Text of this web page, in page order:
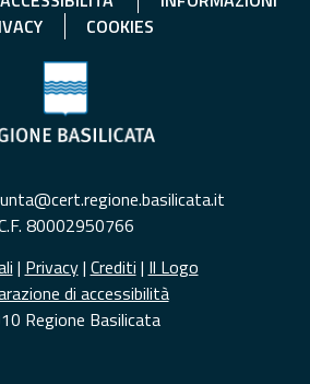
COOKIES
80002950766
| Privacy| Crediti | Il Logo
di accessibilità
Regione Basilicata